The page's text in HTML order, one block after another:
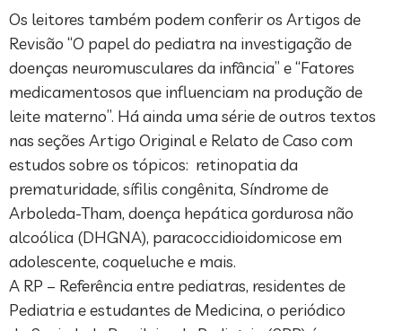
Os leitores também podem conferir os Artigos de
Revisão “O papel do pediatra na investigação de
doenças neuromusculares da infância” e “Fatores
medicamentosos que influenciam na produção de
leite materno”. Há ainda uma série de outros textos
nas seções Artigo Original e Relato de Caso com
estudos sobre os tópicos: retinopatia da
prematuridade, sífilis congênita, Síndrome de
Arboleda-Tham, doença hepática gordurosa não
alcoólica (DHGNA), paracoccidioidomicose em
adolescente, coqueluche e mais.
A RP – Referência entre pediatras, residentes de
Pediatria e estudantes de Medicina, o periódico